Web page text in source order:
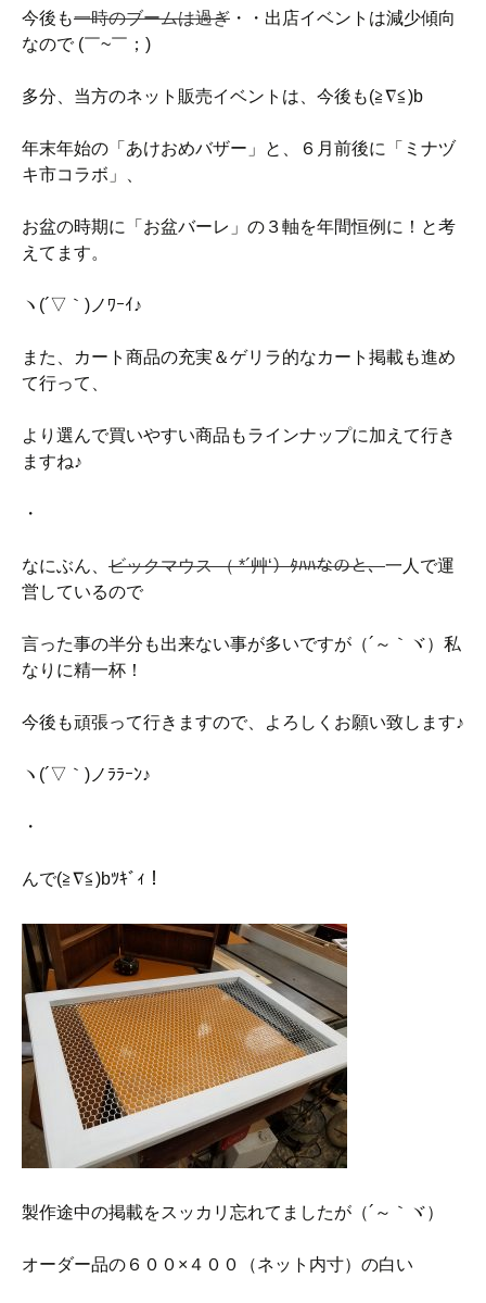
今後も一時のブームは過ぎ ・・出店イベントは減少傾向
なので (￣~￣；)
多分、当方のネット販売イベントは、今後も(≧∇≦)b
年末年始の「あけおめバザー」と、６月前後に「ミナヅ
キ市コラボ」、
お盆の時期に「お盆バーレ」の３軸を年間恒例に！と考
えてます。
ヽ(´▽｀)ノﾜｰｲ♪
また、カート商品の充実＆ゲリラ的なカート掲載も進め
て行って、
より選んで買いやすい商品もラインナップに加えて行き
ますね♪
・
なにぶん、 ビックマウス （ *´艸‘）ﾀﾊﾊなのと、一人で運
営しているので
言った事の半分も出来ない事が多いですが（´～｀ヾ）私
なりに精一杯！
今後も頑張って行きますので、よろしくお願い致します♪
ヽ(´▽｀)ノﾗﾗｰﾝ♪
・
んで(≧∇≦)bﾂｷﾞｨ！
製作途中の掲載をスッカリ忘れてましたが（´～｀ヾ）
オーダー品の６００×４００（ネット内寸）の白い